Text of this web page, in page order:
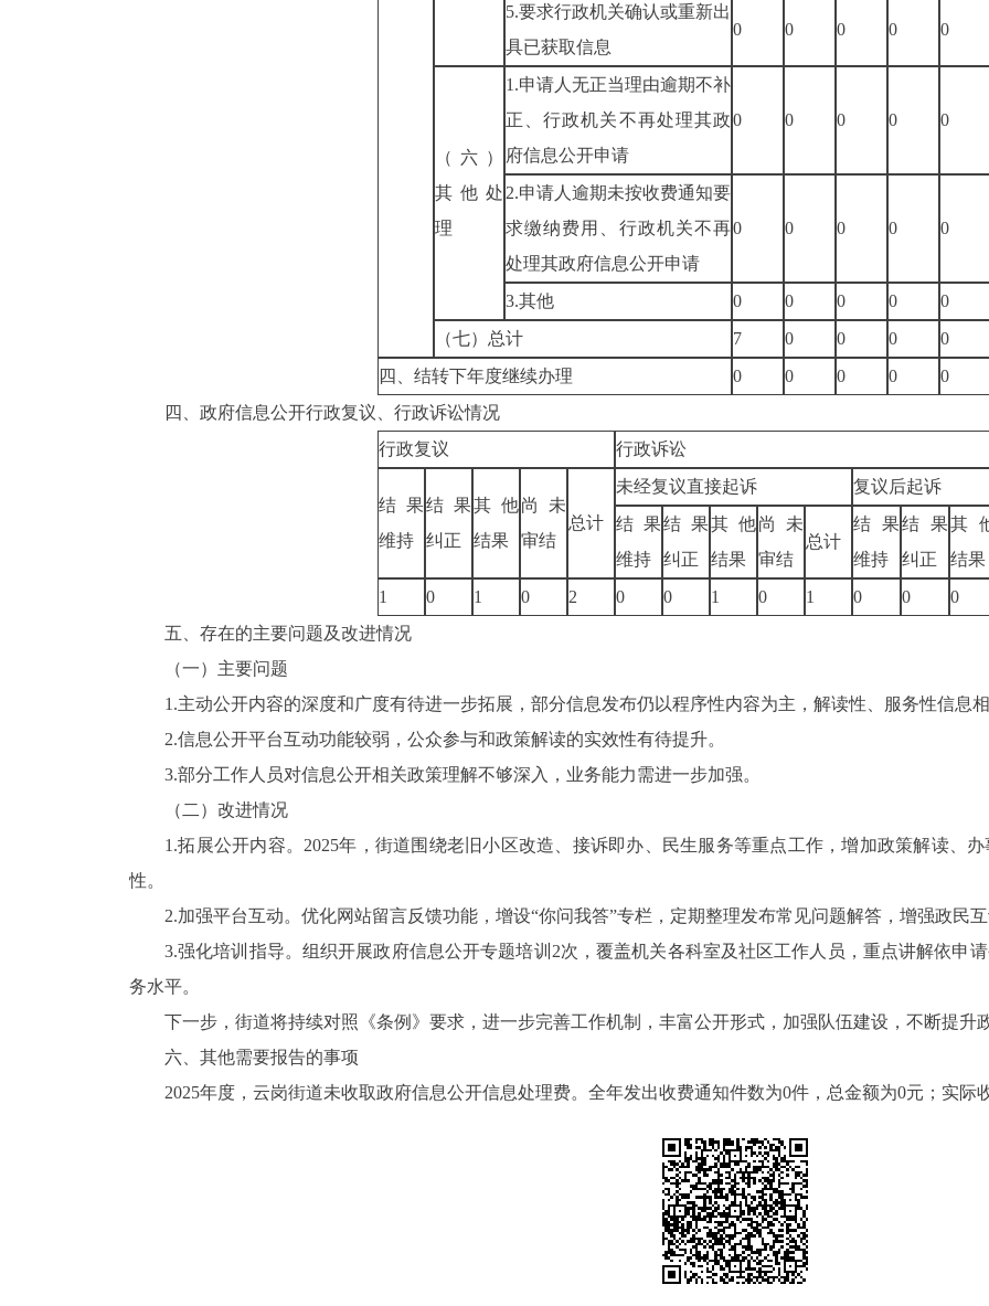
5.要求行政机关确认或重新出
具已获取信息
0 0 0 0 0
（六）
其他处
理
1.申请人无正当理由逾期不补
正、行政机关不再处理其政
府信息公开申请
0 0 0 0 0
2.申请人逾期未按收费通知要
求缴纳费用、行政机关不再
处理其政府信息公开申请
0 0 0 0 0
3.其他 0 0 0 0 0
（七）总计
7 0 0 0 0
四、结转下年度继续办理
0 0 0 0 0
四、政府信息公开行政复议、行政诉讼情况
行政复议
行政诉讼
结果
维持
结果
纠正
其他
结果
尚未
审结
总计
未经复议直接起诉
复议后起诉
结果
维持
结果
纠正
其他
结果
尚未
审结
总计
结果
维持
结果
纠正
其
结果
1 0 1 0 2 0 0 1 0 1 0 0 0
五、存在的主要问题及改进情况
（一）主要问题
1.主动公开内容的深度和广度有待进一步拓展，部分信息发布仍以程序性内容为主，解读性、服务性信息相
2.信息公开平台互动功能较弱，公众参与和政策解读的实效性有待提升。
3.部分工作人员对信息公开相关政策理解不够深入，业务能力需进一步加强。
（二）改进情况
1.拓展公开内容。 2025年，街道围绕老旧小区改造、接诉即办、民生服务等重点工作，增加政策解读、
性。
2.加强平台互动。优化网站留言反馈功能，增设“你问我答”专栏，定期整理发布常见问题解答，增强政民互
3.强化培训指导。组织开展政府信息公开专题培训 2次，覆盖机关各科室及社区工作人员，重点讲解依申
务水平。
下一步，街道将持续对照《条例》要求，进一步完善工作机制，丰富公开形式，加强队伍建设，不断提升
六、其他需要报告的事项
2025年度，云岗街道未收取政府信息公开信息处理费。全年发出收费通知件数为0件，总金额为0元；实际